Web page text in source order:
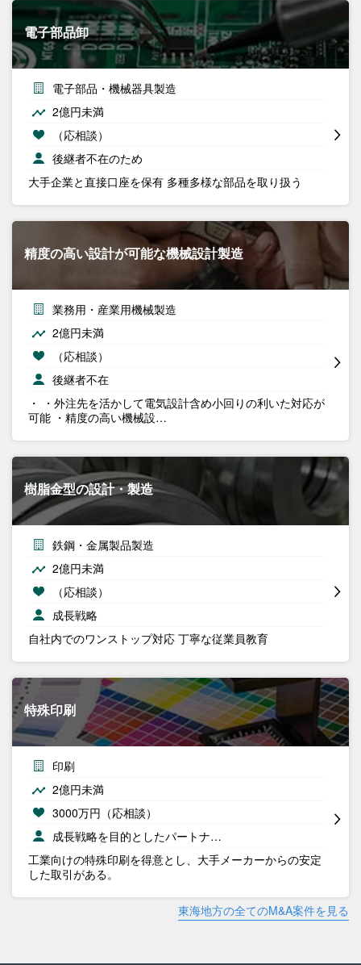
電子部品卸
電子部品・機械器具製造
2億円未満
（応相談）
後継者不在のため
大手企業と直接口座を保有 多種多様な部品を取り扱う
精度の高い設計が可能な機械設計製造
業務用・産業用機械製造
2億円未満
（応相談）
後継者不在
・ ・外注先を活かして電気設計含め小回りの利いた対応が
可能 ・精度の高い機械設…
樹脂金型の設計・製造
鉄鋼・金属製品製造
2億円未満
（応相談）
成長戦略
自社内でのワンストップ対応 丁寧な従業員教育
特殊印刷
印刷
2億円未満
3000万円（応相談）
成長戦略を目的としたパートナ…
工業向けの特殊印刷を得意とし、大手メーカーからの安定
した取引がある。
東海地方の全てのM&A案件を見る